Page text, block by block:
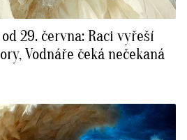
29. června: Raci vyřeší
Vodnáře čeká nečekaná